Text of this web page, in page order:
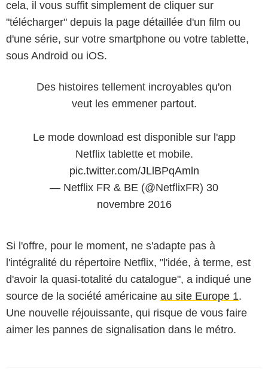
cela, il vous suffit simplement de cliquer sur
"télécharger" depuis la page détaillée d'un film ou
d'une série, sur votre smartphone ou votre tablette,
sous Android ou iOS.
Des histoires tellement incroyables qu'on
veut les emmener partout.
Le mode download est disponible sur l'app
Netflix tablette et mobile.
pic.twitter.com/JLlBPqAmln
— Netflix FR & BE (@NetflixFR) 30
novembre 2016
Si l'offre, pour le moment, ne s'adapte pas à
l'intégralité du répertoire Netflix, "l'idée, à terme, est
d'avoir la quasi-totalité du catalogue", a indiqué une
source de la société américaine au site Europe 1.
Une nouvelle réjouissante, qui risque de vous faire
aimer les pannes de signalisation dans le métro.